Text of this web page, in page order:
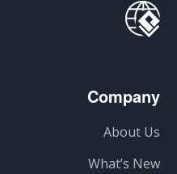
Company
About Us
What’s New